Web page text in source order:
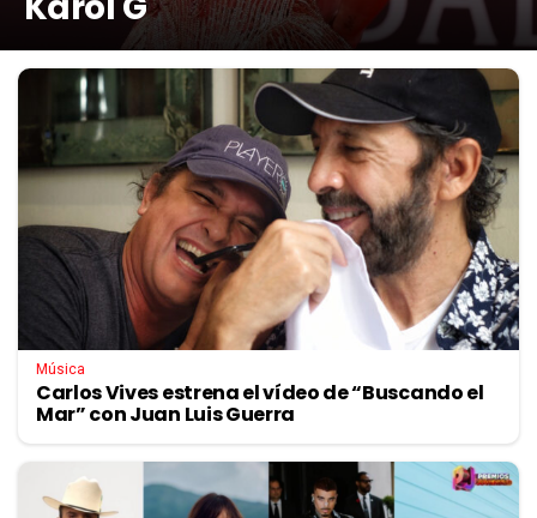
Música
Carlos Vives estrena el vídeo de “Buscando el
Mar” con Juan Luis Guerra